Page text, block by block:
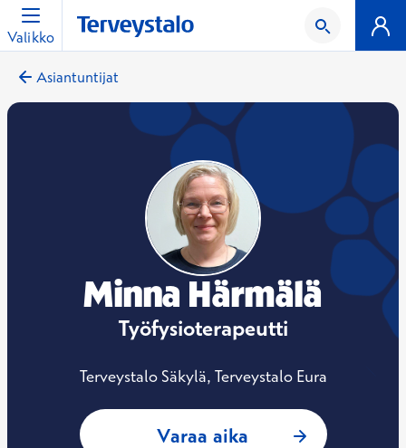
Valikko
Asiantuntijat
Minna Härmälä
Työfysioterapeutti
Terveystalo Säkylä, Terveystalo Eura
Varaa aika : Minna